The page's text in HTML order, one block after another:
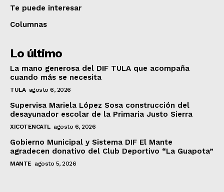
Te puede interesar
Columnas
Lo último
La mano generosa del DIF TULA que acompaña
cuando más se necesita
TULA agosto 6, 2026
Supervisa Mariela López Sosa construcción del
desayunador escolar de la Primaria Justo Sierra
XICOTENCATL agosto 6, 2026
Gobierno Municipal y Sistema DIF El Mante
agradecen donativo del Club Deportivo “La Guapota”
MANTE agosto 5, 2026